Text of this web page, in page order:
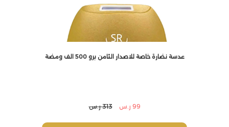
عدسة نضارة خاصة للاصدار الثامن برو 500 الف ومضة
99 ر.س 313 ر.س